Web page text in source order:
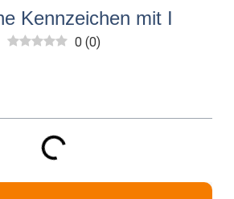
Kennzeichen mit I
0 (0)